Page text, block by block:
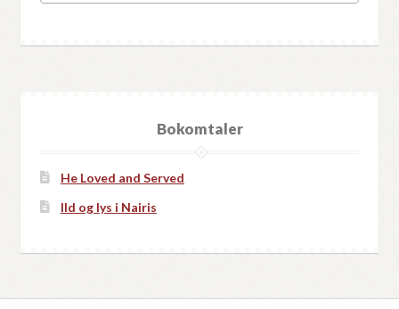
Bokomtaler
He Loved and Served
Ild og lys i Nairis